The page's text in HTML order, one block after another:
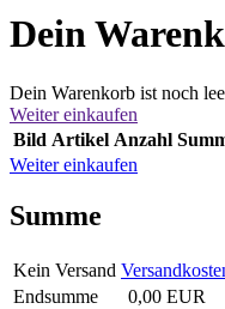
Dein
Dein Warenkorb ist noch
Weiter einkaufen
Bild Artikel Anzahl
Weiter einkaufen
Summe
Kein Versand
Endsumme
0,00 EUR